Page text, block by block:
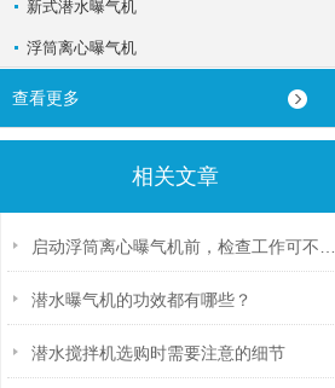
新式潜水曝气机
浮筒离心曝气机
查看更多
相关文章
潜水曝气机的功效都有哪些？
潜水搅拌机选购时需要注意的细节